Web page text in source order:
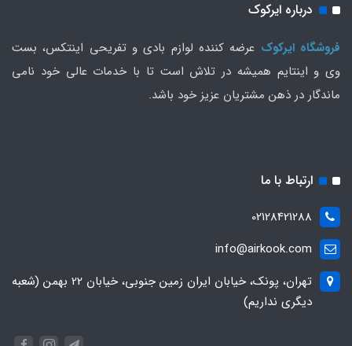
درباره ایرکوک
فروشگاه ایرکوک عرضه کننده لوازم بادی و تفریحی اینتکس، بست
وی و اینتایم همیشه در تلاش است تا با خدمات عالی خود نامی
ماندگار در ذهن مشتریان عزیز خود باشد.
ارتباط با ما
02128421288
info@airkook.com
تهران، پونک، خیابان ایران زمین جنوبی، خیابان 22 بهمن (شعبه
دیگری نداریم)